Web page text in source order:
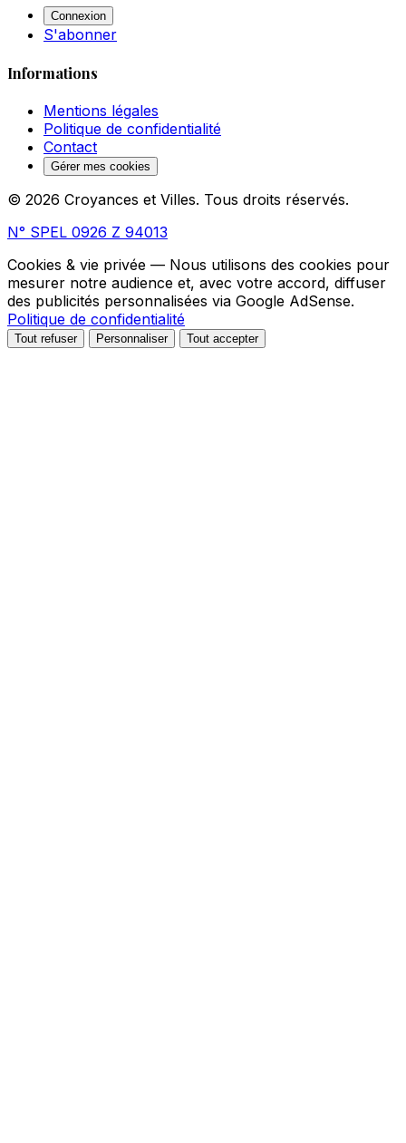
Connexion
S'abonner
Informations
Mentions légales
Politique de confidentialité
Contact
Gérer mes cookies
© 2026 Croyances et Villes. Tous droits réservés.
N° SPEL 0926 Z 94013
Cookies & vie privée — Nous utilisons des cookies pour
mesurer notre audience et, avec votre accord, diffuser
des publicités personnalisées via Google AdSense.
Politique de confidentialité
Tout refuser Personnaliser Tout accepter